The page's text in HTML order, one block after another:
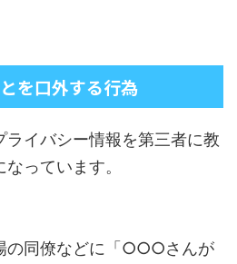
を口外する行為
イバシー情報を第三者に教
っています。
の同僚などに「○○○さんが